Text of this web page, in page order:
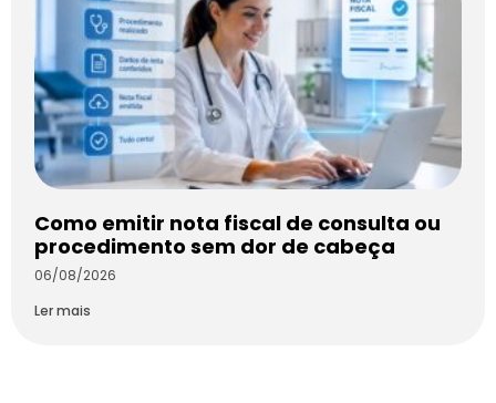
Como emitir nota fiscal de consulta ou
procedimento sem dor de cabeça
06/08/2026
Ler mais